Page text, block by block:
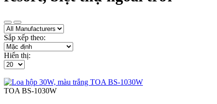
Sắp xếp theo:
Hiển thị:
TOA BS-1030W